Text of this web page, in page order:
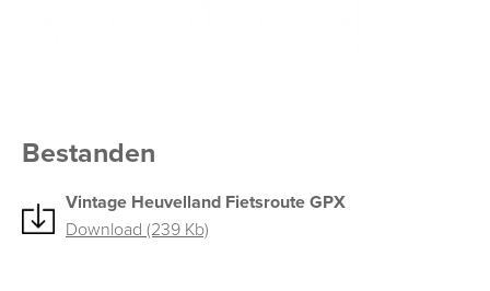
Bestanden
Vintage Heuvelland Fietsroute GPX
Download (239 Kb)